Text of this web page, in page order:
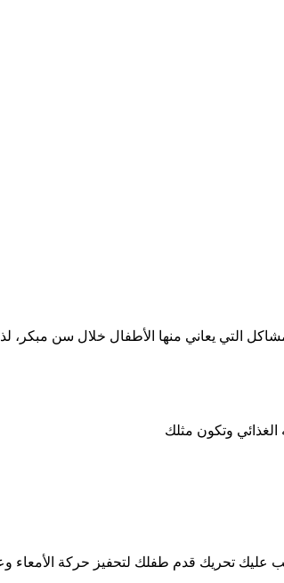
التي يعاني منها الأطفال خلال سن
الغذائي وتكون مثلك
عليك تحريك قدم طفلك لتحفيز حركة الأمعاء